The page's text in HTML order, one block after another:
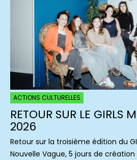
ACTIONS CULTURELLES
RETOUR SUR LE GIRLS
2026
Retour sur la troisième édition du
Nouvelle Vague, 5 jours de